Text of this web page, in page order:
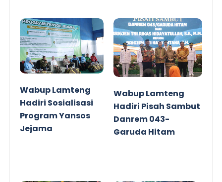
Wabup Lamteng
Hadiri Sosialisasi
Program Yansos
Jejama
Wabup Lamteng
Hadiri Pisah Sambut
Danrem 043-
Garuda Hitam